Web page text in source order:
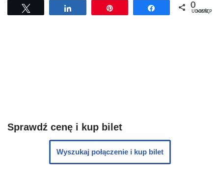
Udostępnij Udostępnij
0
UDOSTĘPNIEŃ
Sprawdź cenę i kup bilet
Wyszukaj połączenie i kup bilet